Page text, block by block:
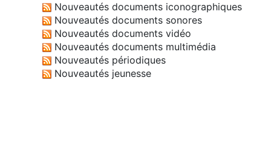
Nouveautés documents iconographiques
Nouveautés documents sonores
Nouveautés documents vidéo
Nouveautés documents multimédia
Nouveautés périodiques
Nouveautés jeunesse